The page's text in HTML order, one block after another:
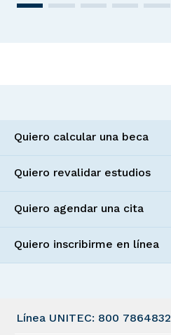
Quiero calcular una beca
Quiero revalidar estudios
Quiero agendar una cita
Quiero inscribirme en línea
Línea UNITEC: 800 7864832